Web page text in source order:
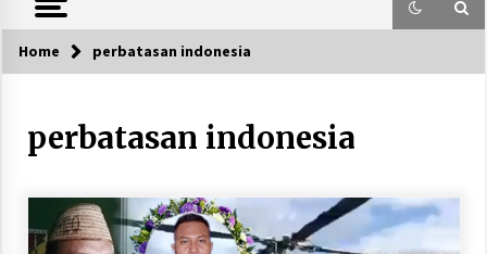
Home perbatasan indonesia
perbatasan indonesia